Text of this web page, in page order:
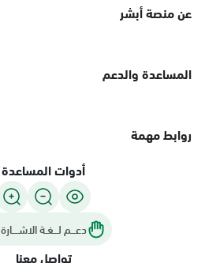
عن منصة أبشر
المساعدة والدعم
روابط مهمة
أدوات المساعدة
دعـــم لـــغـة الاشــــارة
تواصل معنا